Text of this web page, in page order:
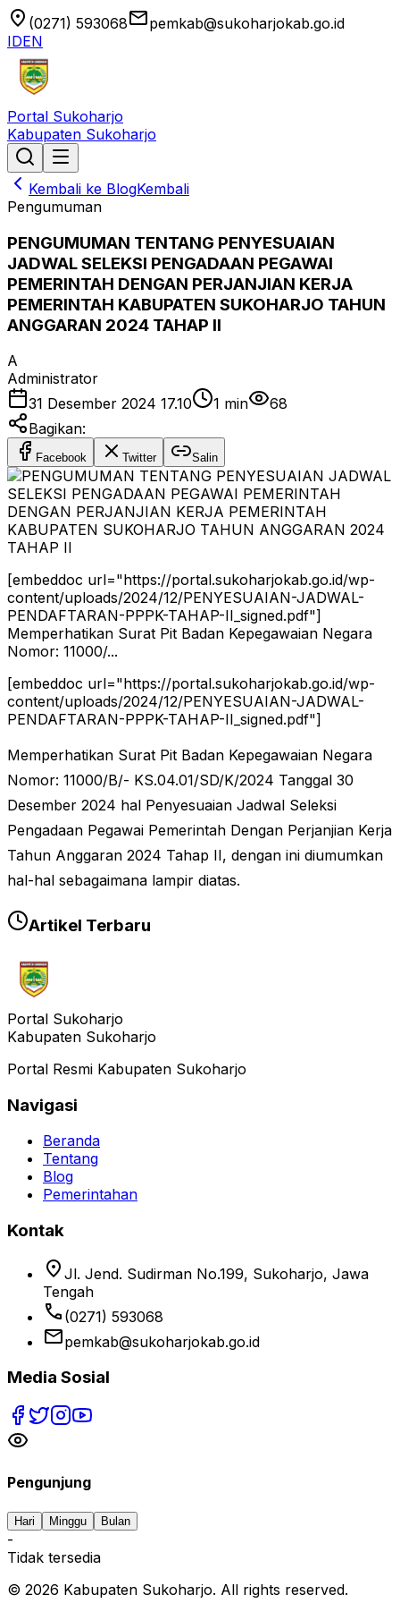
location_on (0271) 593068emailpemkab@sukoharjokab.go.id
IDEN
Portal Sukoharjo
Kabupaten Sukoharjo
Kembali ke BlogKembali
Pengumuman
PENGUMUMAN TENTANG PENYESUAIAN
JADWAL SELEKSI PENGADAAN PEGAWAI
PEMERINTAH DENGAN PERJANJIAN KERJA
PEMERINTAH KABUPATEN SUKOHARJO TAHUN
ANGGARAN 2024 TAHAP II
A
Administrator
31 Desember 2024 17.10
1 min
68
Bagikan:
Facebook Twitter Salin
[embeddoc url="https://portal.sukoharjokab.go.id/wp-
content/uploads/2024/12/PENYESUAIAN-JADWAL-
PENDAFTARAN-PPPK-TAHAP-II_signed.pdf"]
Memperhatikan Surat Pit Badan Kepegawaian Negara
Nomor: 11000/...
[embeddoc url="https://portal.sukoharjokab.go.id/wp-
content/uploads/2024/12/PENYESUAIAN-JADWAL-
PENDAFTARAN-PPPK-TAHAP-II_signed.pdf"]
Memperhatikan Surat Pit Badan Kepegawaian Negara
Nomor: 11000/B/- KS.04.01/SD/K/2024 Tanggal 30
Desember 2024 hal Penyesuaian Jadwal Seleksi
Pengadaan Pegawai Pemerintah Dengan Perjanjian Kerja
Tahun Anggaran 2024 Tahap II, dengan ini diumumkan
hal-hal sebagaimana lampir diatas.
Artikel Terbaru
Portal Sukoharjo
Kabupaten Sukoharjo
Portal Resmi Kabupaten Sukoharjo
Navigasi
Beranda
Tentang
Blog
Pemerintahan
Kontak
location_on Jl. Jend. Sudirman No.199, Sukoharjo, Jawa
Tengah
phone (0271) 593068
emailpemkab@sukoharjokab.go.id
Media Sosial
Pengunjung
Hari Minggu Bulan
-
Tidak tersedia
© 2026 Kabupaten Sukoharjo. All rights reserved.